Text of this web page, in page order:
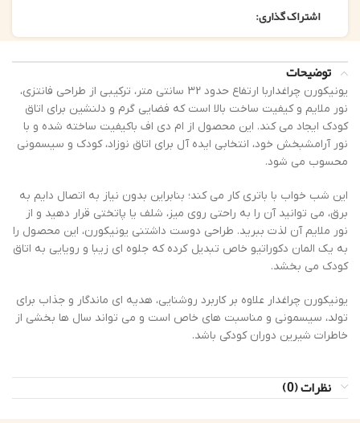
اشتراک گذاری:
توضیحات
یونیکورن چراغداربا ارتفاع حدود 32 سانتی متر، ترکیبی از طراحی فانتزی،
نور ملایم و کیفیت ساخت بالا است که فضایی گرم و دلنشین برای اتاق
کودک ایجاد می کند. این محصول از ام دی اف باکیفیت ساخته شده و با
نور آرامشبخش خود، انتخابی ایده آل برای اتاق نوزاد، کودک و سیسمونی
محسوب می شود.
این شب خواب با باتری کار می کند؛ بنابراین بدون نیاز به اتصال دایم به
برق، می توانید آن را به راحتی روی میز، شلف یا پاتختی قرار دهید و از
نور ملایم آن لذت ببرید. طراحی دوست داشتنی یونیکورن، این محصول را
به یک المان دکوراتیو خاص تبدیل کرده که جلوه ای زیبا و رویایی به اتاق
کودک می بخشد.
یونیکورن چراغدار علاوه بر کاربرد روشنایی، هدیه ای ماندگار و جذاب برای
تولد، سیسمونی و مناسبت های خاص است و می تواند سال ها بخشی از
خاطرات شیرین دوران کودکی باشد.
نظرات (0)